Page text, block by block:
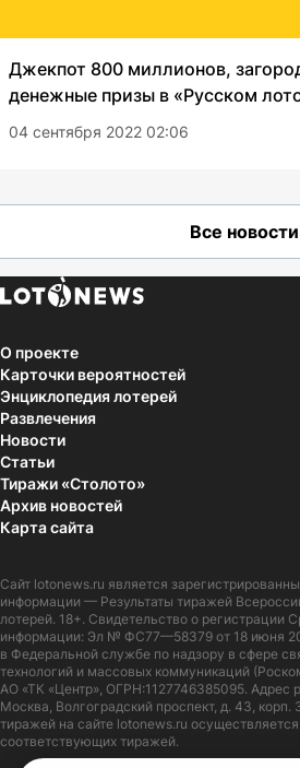
Джекпот 800 миллионов,
денежные призы в «Русском
04 сентября 2022 02:06
Все новости
О проекте
Карточки вероятностей
Энциклопедия лотерей
Развлечения
Новости
Статьи
Тиражи «Столото»
Архив новостей
Карта сайта
Сайт lotonews.ru является
информации — Результаты тиражей
лотерей. 18+. Свидетельство о регистрации
информации: Эл № ФС77—58379 от 18 июня
в Федеральной службе по надзору в сфере
технологий и массовых коммуникаций
АО «ТК «Центр», ОГРН:1127746385095. Адрес
Москва, Волгоградский проспект, д. 43, корп.
тиражей на сайте lotonews.ru
соответствующих тиражей.